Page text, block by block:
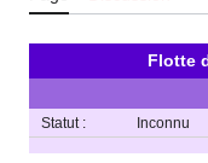
Flotte
Statut :
Inconnu